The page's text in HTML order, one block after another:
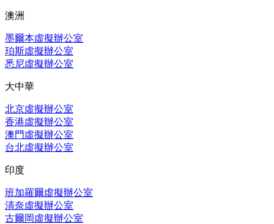
澳洲
墨爾本虛擬辦公室
珀斯虛擬辦公室
悉尼虛擬辦公室
大中華
北京虛擬辦公室
香港虛擬辦公室
澳門虛擬辦公室
台北虛擬辦公室
印度
班加羅爾虛擬辦公室
清奈虛擬辦公室
古爾岡虛擬辦公室